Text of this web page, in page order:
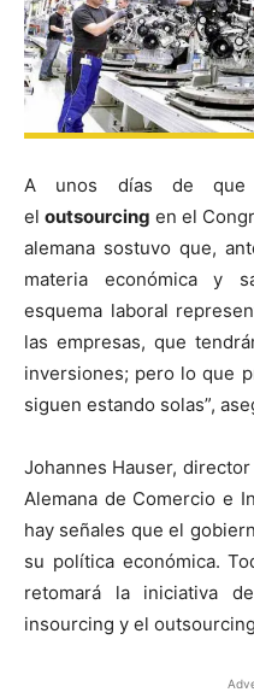
A unos días de que
el outsourcing en el
alemana sostuvo que,
materia económica y
esquema laboral
las empresas, que
inversiones; pero lo que
siguen estando solas”,
Johannes Hauser,
Alemana de Comercio e
hay señales que el
su política económica.
retomará la iniciativa
insourcing y el